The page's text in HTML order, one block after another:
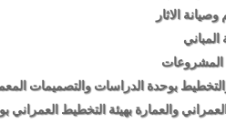
الاثار
المشروعات
بوحدة الدراسات والتصميمات
والعمارة بهيئة التخطيط العمراني